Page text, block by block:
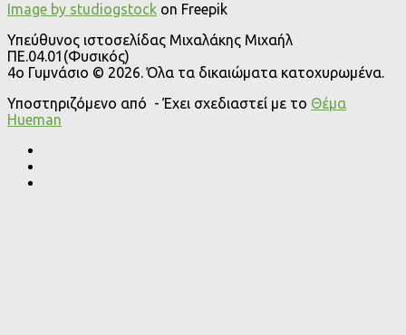
Image by studiogstock on Freepik
Υπεύθυνος ιστοσελίδας Μιχαλάκης Μιχαήλ
ΠΕ.04.01(Φυσικός)
4o Γυμνάσιο © 2026. Όλα τα δικαιώματα κατοχυρωμένα.
Υποστηριζόμενο από - Έχει σχεδιαστεί με το Θέμα
Ηueman